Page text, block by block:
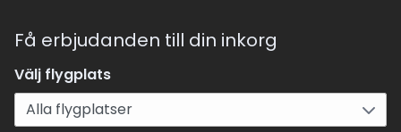
Få erbjudanden till din inkorg
Välj flygplats